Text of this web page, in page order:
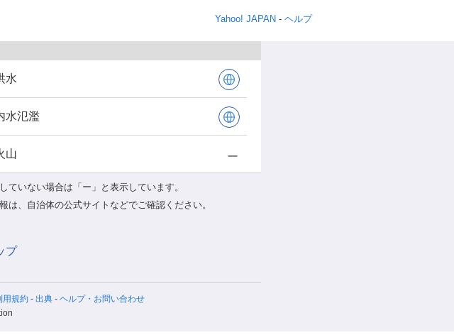
Yahoo! JAPAN - ヘルプ
水
水氾濫
山
いない場合は「ー」と表示しています。
、自治体の公式サイトなどでご確認ください。
プ
用規約 出典 ヘルプ・お問い合わせ